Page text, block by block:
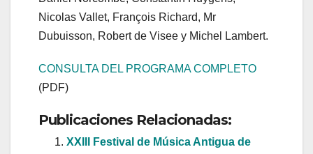
Nicolas Vallet, François Richard, Mr
Dubuisson, Robert de Visee y Michel Lambert.
CONSULTA DEL PROGRAMA COMPLETO
(PDF)
Publicaciones Relacionadas:
XXIII Festival de Música Antigua de